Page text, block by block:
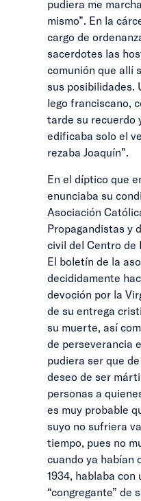
pudiera me
mismo”. En la
cargo de
sacerdotes las
comunión que allí
sus posibilidades.
lego franciscano,
tarde su recuerdo
edificaba solo el
rezaba Joaquín”.
En el díptico que
enunciaba su
Asociación
Propagandistas y
civil del Centro de
El boletín de la
decididamente
devoción por la
de su entrega
su muerte, así
de perseverancia
pudiera ser que
deseo de ser
personas a
es muy probable
suyo no sufriera
tiempo, pues no
cuando ya habían
1934, hablaba con
“congregante” de